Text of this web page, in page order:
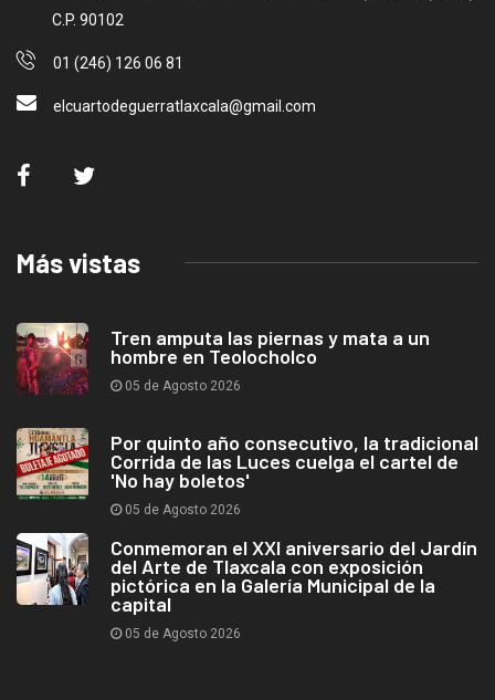
C.P. 90102
01 (246) 126 06 81
elcuartodeguerratlaxcala@gmail.com
Más vistas
Tren amputa las piernas y mata a un
hombre en Teolocholco
05 de Agosto 2026
Por quinto año consecutivo, la tradicional
Corrida de las Luces cuelga el cartel de
'No hay boletos'
05 de Agosto 2026
Conmemoran el XXI aniversario del Jardín
del Arte de Tlaxcala con exposición
pictórica en la Galería Municipal de la
capital
05 de Agosto 2026